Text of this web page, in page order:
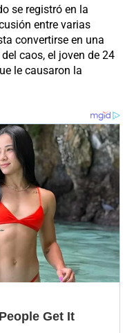
se registró en la
entre varias
convertirse en una
caos, el joven de 24
le causaron la